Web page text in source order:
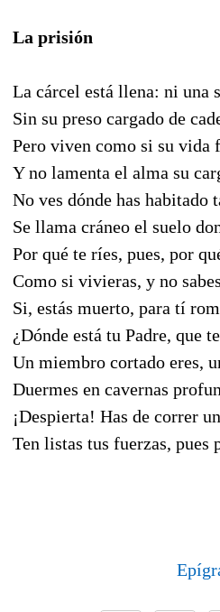
La prisión
La cárcel está llena: ni una
Sin su preso cargado de
Pero viven como si su vida
Y no lamenta el alma su
No ves dónde has habitado
Se llama cráneo el suelo
Por qué te ríes, pues, por
Como si vivieras, y no
Si, estás muerto, para tí
¿Dónde está tu Padre, que
Un miembro cortado eres,
Duermes en cavernas
¡Despierta! Has de correr
Ten listas tus fuerzas, pues